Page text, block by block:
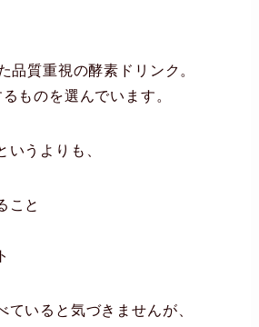
品質重視の酵素ドリンク。
ものを選んでいます。
いうよりも、
こと
ていると気づきませんが、